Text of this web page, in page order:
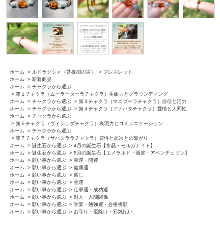
ホーム > ルドラクシャ（菩提樹の実） > ブレスレット
ホーム
> 新着商品
ホーム
> チャクラから選ぶ
> 第１チャクラ（ムーラーダーラチャクラ）生命力とグラウンディング
ホーム
> チャクラから選ぶ > 第３チャクラ（マニプーラチャクラ）自信と活力
ホーム
> チャクラから選ぶ > 第４チャクラ（アナハタチャクラ）愛情と人間性
ホーム
> チャクラから選ぶ
> 第５チャクラ（ヴィシュダチャクラ）表現力とコミュニケーション
ホーム
> チャクラから選ぶ
> 第７チャクラ（サハスララチャクラ）霊性と高次との繋がり
ホーム
> 誕生石から選ぶ > 4月の誕生石【水晶・モルガナイト】
ホーム
> 誕生石から選ぶ > 5月の誕生石【エメラルド・翡翠・アベンチュリン】
ホーム
> 願い事から選ぶ > 幸運・開運
ホーム
> 願い事から選ぶ > 健康運
ホーム
> 願い事から選ぶ > 癒し
ホーム
> 願い事から選ぶ > 金運
ホーム
> 願い事から選ぶ > 仕事運・成功運
ホーム
> 願い事から選ぶ > 対人・人間関係
ホーム
> 願い事から選ぶ > 学業・勉強運・合格祈願
ホーム
> 願い事から選ぶ > お守り・厄除け・邪気払い